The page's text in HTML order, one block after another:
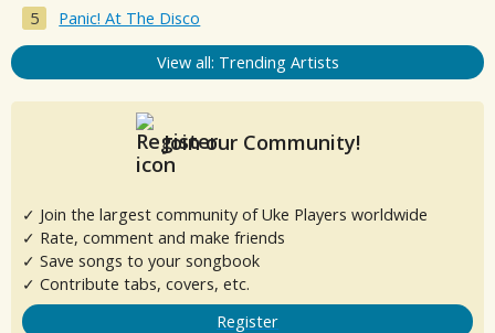
Panic! At The Disco
View all: Trending Artists
Join our Community!
✓ Join the largest community of Uke Players worldwide
✓ Rate, comment and make friends
✓ Save songs to your songbook
✓ Contribute tabs, covers, etc.
Register